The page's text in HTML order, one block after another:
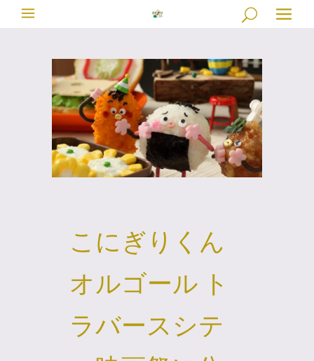
こにぎりくん
オルゴール ト
ラバースシテ